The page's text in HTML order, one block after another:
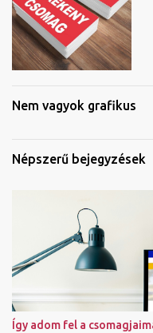
Nem vagyok grafikus
Népszerű bejegyzések
Így adom fel a